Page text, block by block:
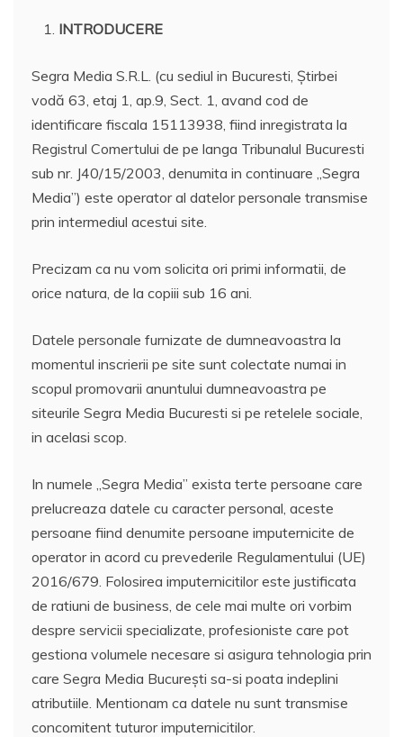
INTRODUCERE
Segra Media S.R.L. (cu sediul in Bucuresti, Știrbei
vodă 63, etaj 1, ap.9, Sect. 1, avand cod de
identificare fiscala 15113938, fiind inregistrata la
Registrul Comertului de pe langa Tribunalul Bucuresti
sub nr. J40/15/2003, denumita in continuare „Segra
Media”) este operator al datelor personale transmise
prin intermediul acestui site.
Precizam ca nu vom solicita ori primi informatii, de
orice natura, de la copiii sub 16 ani.
Datele personale furnizate de dumneavoastra la
momentul inscrierii pe site sunt colectate numai in
scopul promovarii anuntului dumneavoastra pe
siteurile Segra Media Bucuresti si pe retelele sociale,
in acelasi scop.
In numele „Segra Media” exista terte persoane care
prelucreaza datele cu caracter personal, aceste
persoane fiind denumite persoane imputernicite de
operator in acord cu prevederile Regulamentului (UE)
2016/679. Folosirea imputernicitilor este justificata
de ratiuni de business, de cele mai multe ori vorbim
despre servicii specializate, profesioniste care pot
gestiona volumele necesare si asigura tehnologia prin
care Segra Media București sa-si poata indeplini
atributiile. Mentionam ca datele nu sunt transmise
concomitent tuturor imputernicitilor.